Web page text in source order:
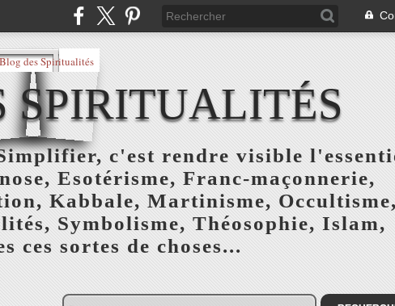
SPIRITUALITÉS
c'est rendre visible
Esotérisme, Franc-maçonnerie,
Kabbale, Martinisme, Occultisme,
Symbolisme, Théosophie, Islam,
ces sortes de choses...